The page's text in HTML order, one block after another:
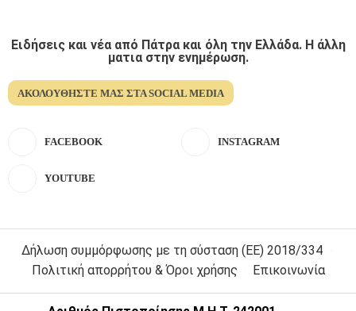
Ειδήσεις και νέα από Πάτρα και όλη την Ελλάδα. Η άλλη
ματια στην ενημέρωση.
ΑΚΟΛΟΥΘΉΣΤΕ ΜΑΣ ΣΤΑ SOCIAL MEDIA
FACEBOOK INSTAGRAM
YOUTUBE
Δήλωση συμμόρφωσης με τη σύσταση (ΕΕ) 2018/334
Πολιτική απορρήτου & Όροι χρήσης
Επικοινωνία